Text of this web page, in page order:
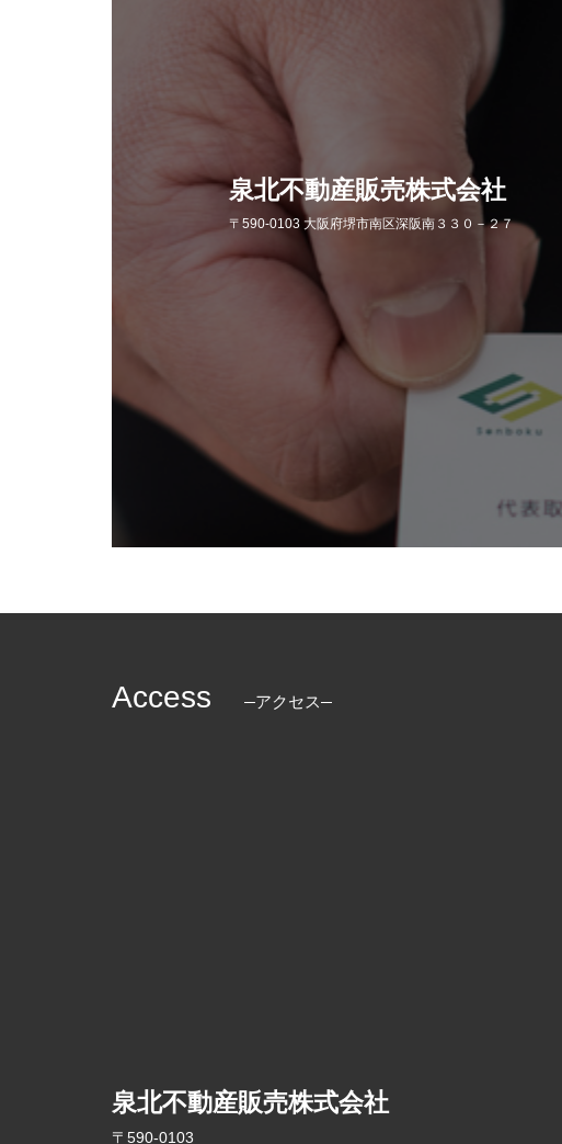
泉北不動産販売株式会社
〒590-0103 大阪府堺市南区深阪南３３０－２７
Access アクセス
泉北不動産販売株式会社
〒590-0103